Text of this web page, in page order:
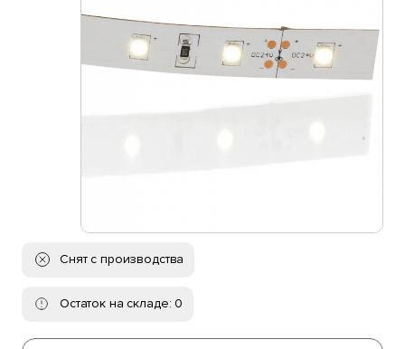
Снят с производства
Остаток на складе: 0